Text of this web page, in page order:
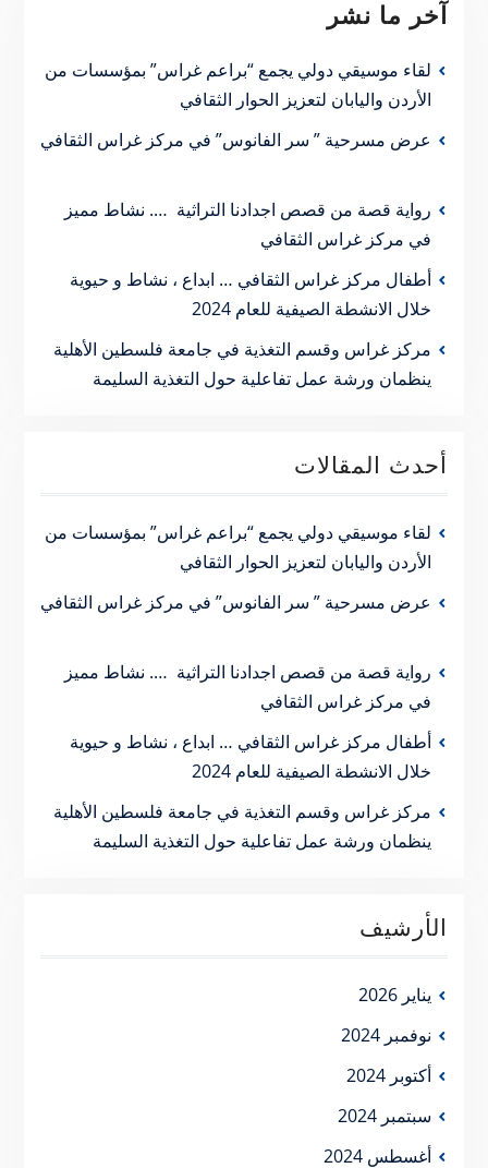
آخر ما نشر
لقاء موسيقي دولي يجمع “براعم غراس” بمؤسسات من
الأردن واليابان لتعزيز الحوار الثقافي
عرض مسرحية ” سر الفانوس” في مركز غراس الثقافي
رواية قصة من قصص اجدادنا التراثية …. نشاط مميز
في مركز غراس الثقافي
أطفال مركز غراس الثقافي … ابداع ، نشاط و حيوية
خلال الانشطة الصيفية للعام 2024
مركز غراس وقسم التغذية في جامعة فلسطين الأهلية
ينظمان ورشة عمل تفاعلية حول التغذية السليمة
أحدث المقالات
لقاء موسيقي دولي يجمع “براعم غراس” بمؤسسات من
الأردن واليابان لتعزيز الحوار الثقافي
عرض مسرحية ” سر الفانوس” في مركز غراس الثقافي
رواية قصة من قصص اجدادنا التراثية …. نشاط مميز
في مركز غراس الثقافي
أطفال مركز غراس الثقافي … ابداع ، نشاط و حيوية
خلال الانشطة الصيفية للعام 2024
مركز غراس وقسم التغذية في جامعة فلسطين الأهلية
ينظمان ورشة عمل تفاعلية حول التغذية السليمة
الأرشيف
يناير 2026
نوفمبر 2024
أكتوبر 2024
سبتمبر 2024
أغسطس 2024